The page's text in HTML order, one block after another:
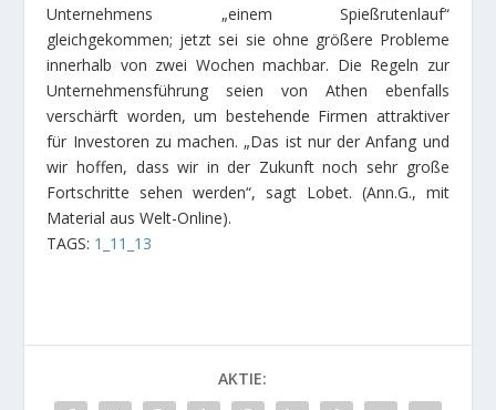
Unternehmens „einem Spießrutenlauf“
gleichgekommen; jetzt sei sie ohne größere Probleme
innerhalb von zwei Wochen machbar. Die Regeln zur
Unternehmensführung seien von Athen ebenfalls
verschärft worden, um bestehende Firmen attraktiver
für Investoren zu machen. „Das ist nur der Anfang und
wir hoffen, dass wir in der Zukunft noch sehr große
Fortschritte sehen werden“, sagt Lobet. (Ann.G., mit
Material aus Welt-Online).
TAGS: 1_11_13
AKTIE: